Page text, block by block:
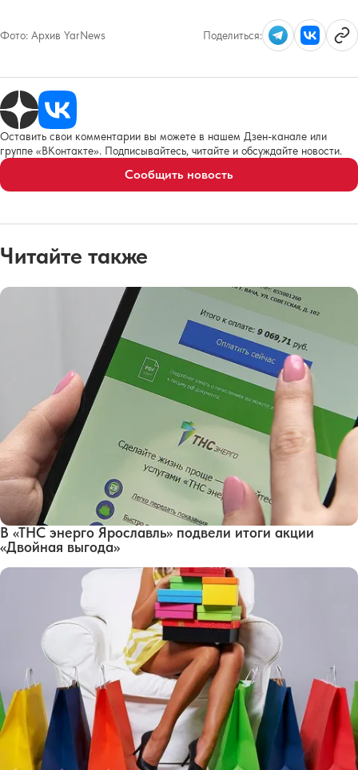
Фото: Архив YarNews Поделиться:
Оставить свои комментарии вы можете в нашем Дзен-канале или
группе «ВКонтакте». Подписывайтесь, читайте и обсуждайте новости.
Сообщить новость
Читайте также
В «ТНС энерго Ярославль» подвели итоги акции
«Двойная выгода»